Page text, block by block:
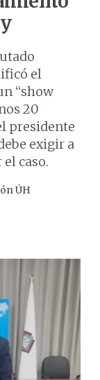
el
“show
20
presidente
exigir a
caso.
ÚH